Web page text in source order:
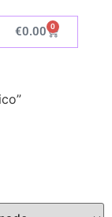
€0.00 0